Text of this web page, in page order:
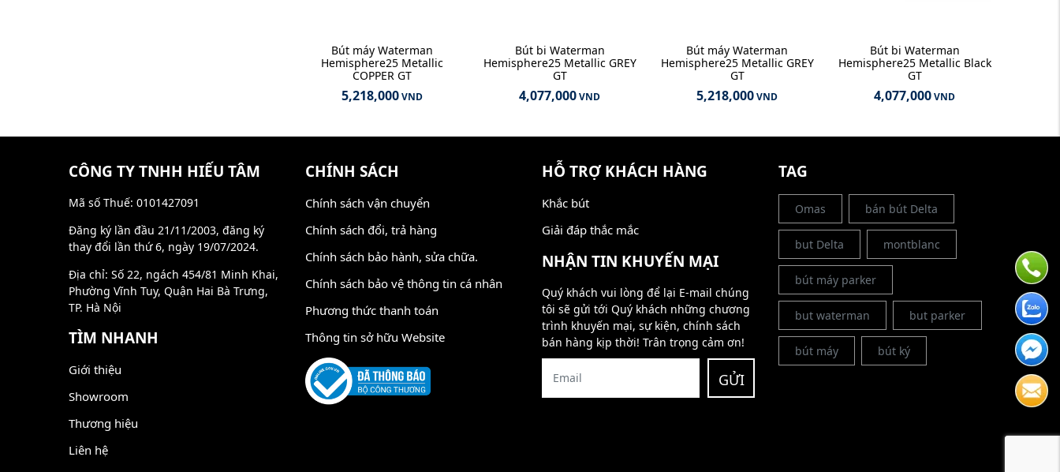
Bút máy Waterman
Hemisphere25 Metallic
COPPER GT
5,218,000VND
Bút bi Waterman
Hemisphere25 Metallic GREY
GT
4,077,000VND
Bút máy Waterman
Hemisphere25 Metallic GREY
GT
5,218,000VND
Bút bi Waterman
Hemisphere25 Metallic Black
GT
4,077,000VND
CÔNG TY TNHH HIẾU TÂM
Mã số Thuế: 0101427091
Đăng ký lần đầu 21/11/2003, đăng ký
thay đổi lần thứ 6, ngày 19/07/2024.
Địa chỉ: Số 22, ngách 454/81 Minh Khai,
Phường Vĩnh Tuy, Quận Hai Bà Trưng,
TP. Hà Nội
TÌM NHANH
Giới thiệu
Showroom
Thương hiệu
Liên hệ
CHÍNH SÁCH
Chính sách vận chuyển
Chính sách đổi, trả hàng
Chính sách bảo hành, sửa chữa.
Chính sách bảo vệ thông tin cá nhân
Phương thức thanh toán
Thông tin sở hữu Website
HỖ TRỢ KHÁCH HÀNG
Khắc bút
Giải đáp thắc mắc
NHẬN TIN KHUYẾN MẠI
Quý khách vui lòng để lại E-mail chúng
tôi sẽ gửi tới Quý khách những chương
trình khuyến mại, sự kiện, chính sách
bán hàng kịp thời! Trân trọng cảm ơn!
GỬI
TAG
Omas bán bút Delta
but Delta montblanc
bút máy parker
but waterman but parker
bút máy bút ký